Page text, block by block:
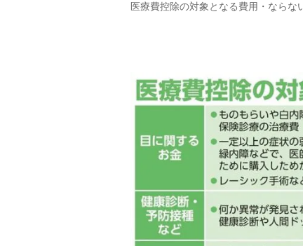
医療費控除の対象となる費用・ならな